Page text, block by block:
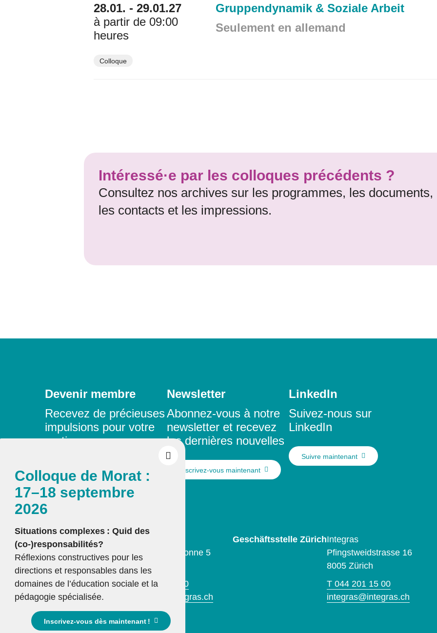
28.01. - 29.01.27
à partir de 09:00
heures
Colloque
Gruppendynamik & Soziale Arbeit
Seulement en allemand
Intéressé·e par les colloques précédents ?
Consultez nos archives sur les programmes, les documents,
les contacts et les impressions.
Colloque de Morat :
17–18 septembre
2026
Situations complexes : Quid des
(co-)responsabilités?
Réflexions constructives pour les
directions et responsables dans les
domaines de l’éducation sociale et la
pédagogie spécialisée.
Inscrivez-vous dès maintenant !
Devenir membre
Recevez de précieuses
impulsions pour votre
pratique
En savoir plus
Newsletter
Abonnez-vous à notre
newsletter et recevez
les dernières nouvelles
Inscrivez-vous maintenant
LinkedIn
Suivez-nous sur
LinkedIn
Suivre maintenant
Secrétariat romand
Place de la Riponne 5
1005 Lausanne
T 021 601 65 40
romandie@integras.ch
Geschäftsstelle ZürichIntegras
Pfingstweidstrasse 16
8005 Zürich
T 044 201 15 00
integras@integras.ch